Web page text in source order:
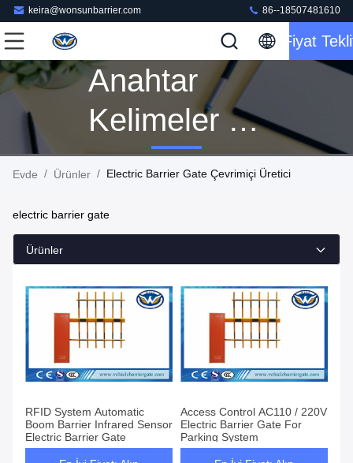
keira@wonsunbarrier.com 86--18507481610
Fiyat
Anahtar
Kelimeler [
Electric
] Kibrit 160
Ürünler
Evde / Ürünler / Electric Barrier Gate Çevrimiçi Üretici
electric barrier gate
Ürünler
RFID System Automatic
Boom Barrier Infrared Sensor
Electric Barrier Gate
Access Control AC110 / 220V
Electric Barrier Gate For
Parking System